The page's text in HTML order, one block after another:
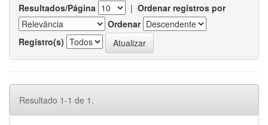
Resultados/Página | Ordenar registros por
Ordenar
Registro(s)
Resultado 1-1 de 1.